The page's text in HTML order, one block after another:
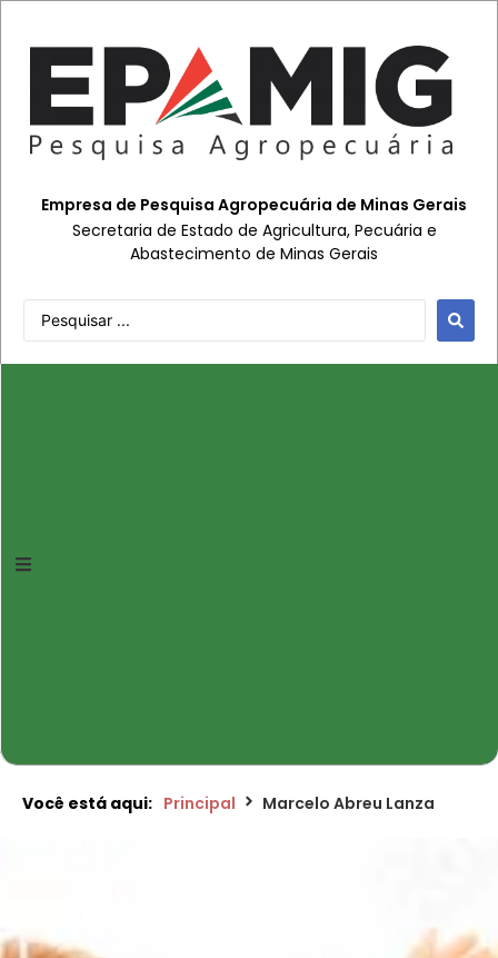
Empresa de Pesquisa Agropecuária de Minas Gerais
Secretaria de Estado de Agricultura, Pecuária e
Abastecimento de Minas Gerais
Você está aqui: Principal Marcelo Abreu Lanza